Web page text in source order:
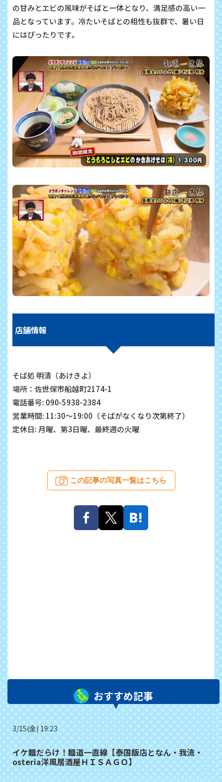
の甘みとエビの風味がそばと一体となり、満足感の高い一
品となっています。冷たいそばとの相性も抜群で、暑い日
にはぴったりです。
店舗情報
そば処 明清（あけきよ）
場所：佐世保市船越町2174-1
電話番号: 090-5938-2384
営業時間: 11:30～19:00（そばがなくなり次第終了）
定休日: 月曜、第3日曜、最終週の火曜
この記事の写真一覧はこちら
おすすめ記事
3/15(金) 19:23
イケ麺だらけ！麺道一直線【泰国飯店となん・我流・
osteria洋風居酒屋ＨＩＳＡＧＯ】